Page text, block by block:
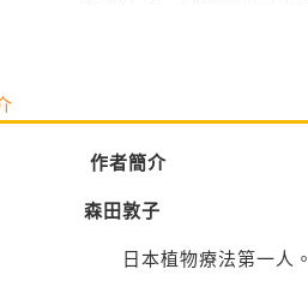
作者簡介
森田敦子
日本植物療法第一人。